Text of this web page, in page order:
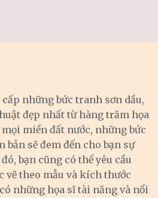
những bức tranh sơn dầu,
đẹp nhất từ hàng trăm họa
miền đất nước, những bức
bản sẽ đem đến cho bạn sự
bạn cũng có thể yêu cầu
vẽ theo mẫu và kích thước
những họa sĩ tài năng và nổi